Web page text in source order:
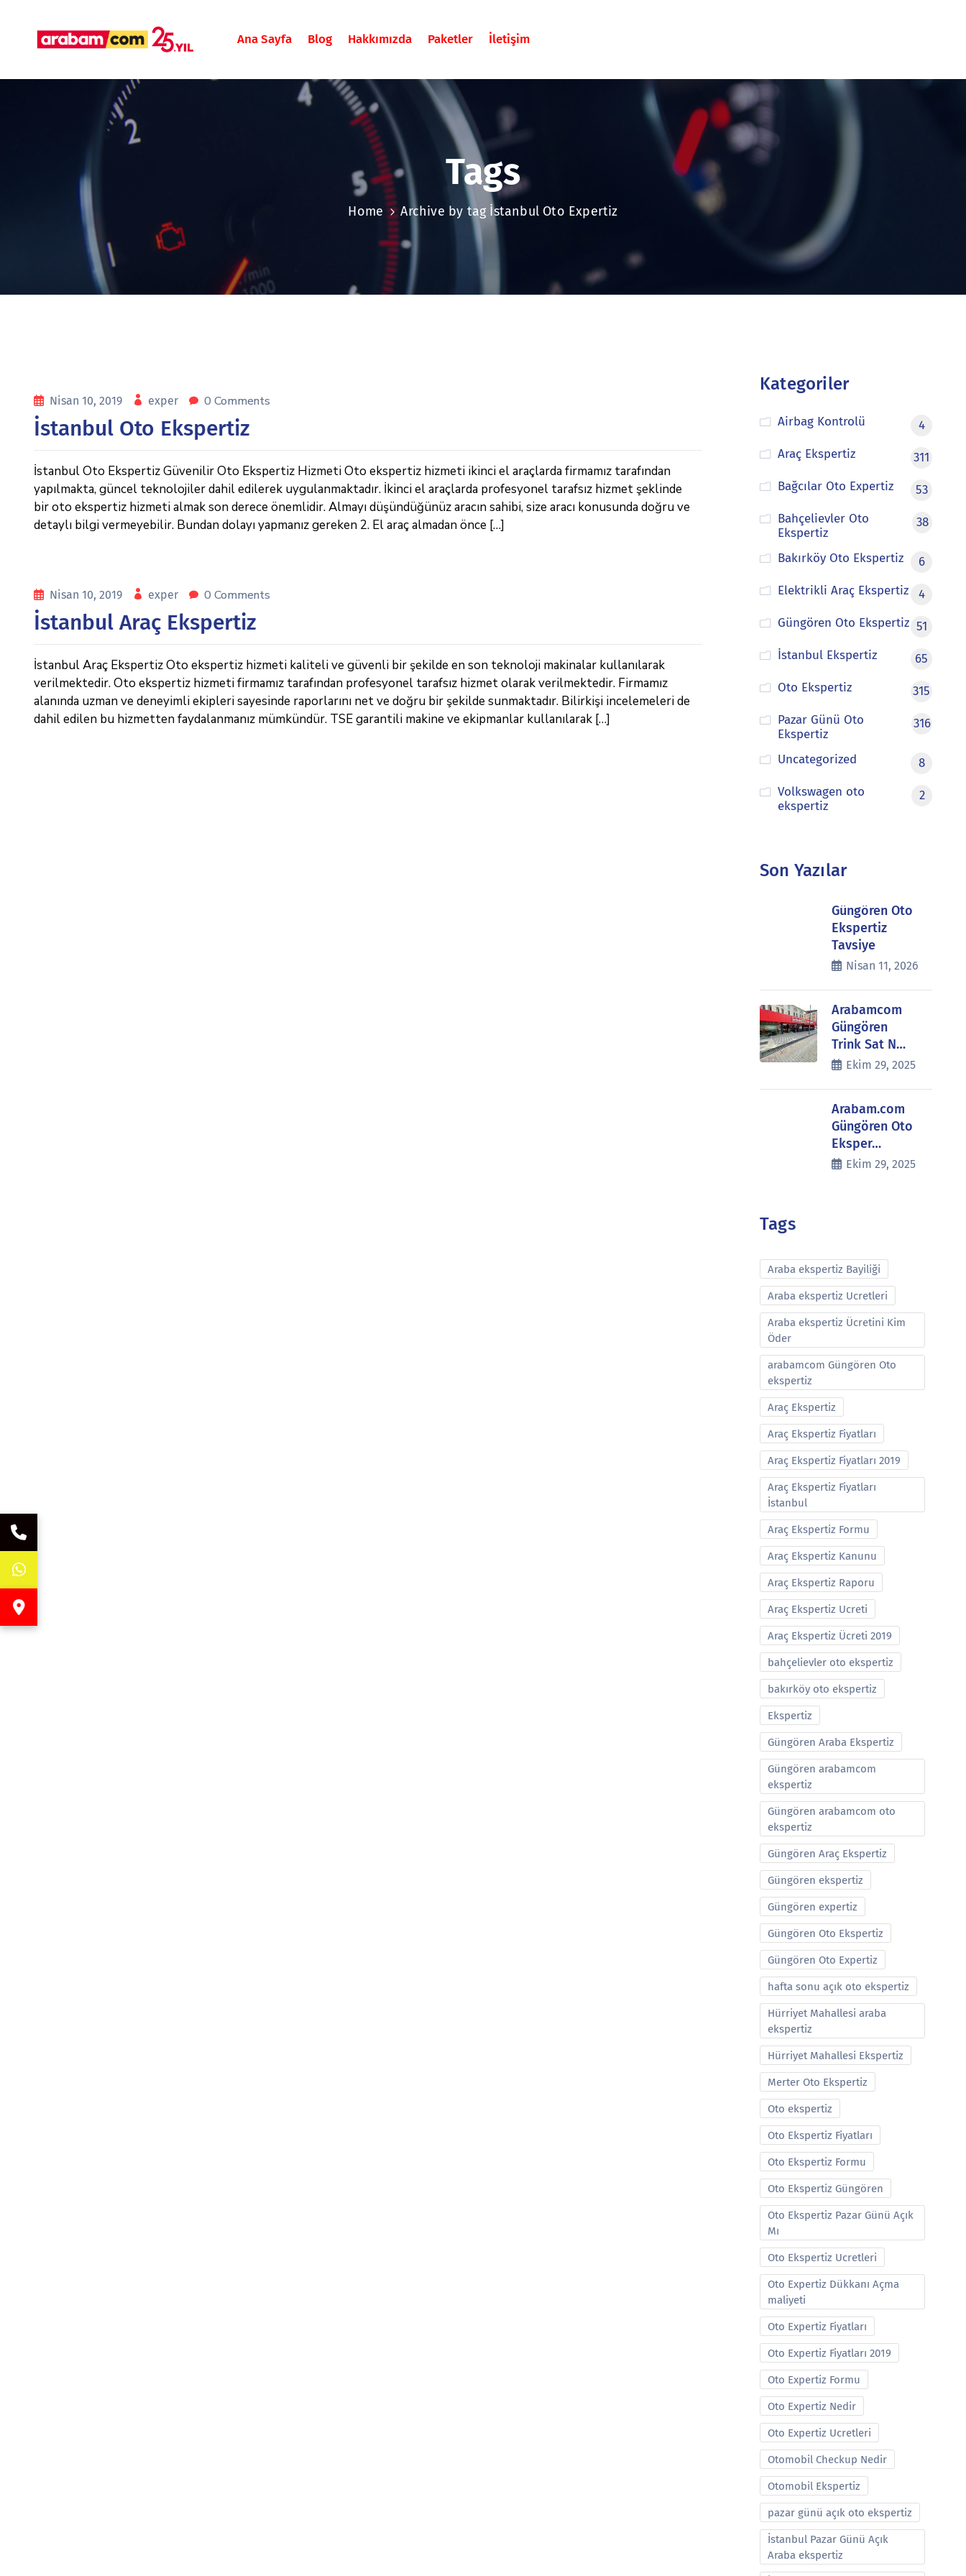
Ana Sayfa Blog Hakkımızda Paketler İletişim
Tags
Home Archive by tag İstanbul Oto Expertiz
Nisan 10, 2019 exper 0 Comments
İstanbul Oto Ekspertiz
İstanbul Oto Ekspertiz Güvenilir Oto Ekspertiz Hizmeti Oto ekspertiz hizmeti ikinci el araçlarda firmamız tarafından
yapılmakta, güncel teknolojiler dahil edilerek uygulanmaktadır. İkinci el araçlarda profesyonel tarafsız hizmet şeklinde
bir oto ekspertiz hizmeti almak son derece önemlidir. Almayı düşündüğünüz aracın sahibi, size aracı konusunda doğru ve
detaylı bilgi vermeyebilir. Bundan dolayı yapmanız gereken 2. El araç almadan önce […]
Nisan 10, 2019 exper 0 Comments
İstanbul Araç Ekspertiz
İstanbul Araç Ekspertiz Oto ekspertiz hizmeti kaliteli ve güvenli bir şekilde en son teknoloji makinalar kullanılarak
verilmektedir. Oto ekspertiz hizmeti firmamız tarafından profesyonel tarafsız hizmet olarak verilmektedir. Firmamız
alanında uzman ve deneyimli ekipleri sayesinde raporlarını net ve doğru bir şekilde sunmaktadır. Bilirkişi incelemeleri de
dahil edilen bu hizmetten faydalanmanız mümkündür. TSE garantili makine ve ekipmanlar kullanılarak […]
Kategoriler
Airbag Kontrolü
4
Araç Ekspertiz
311
Bağcılar Oto Expertiz
53
Bahçelievler Oto
Ekspertiz
38
Bakırköy Oto Ekspertiz
6
Elektrikli Araç Ekspertiz
4
Güngören Oto Ekspertiz 51
İstanbul Ekspertiz
65
Oto Ekspertiz
315
Pazar Günü Oto
Ekspertiz
316
Uncategorized
8
Volkswagen oto
ekspertiz
2
Son Yazılar
Güngören Oto
Ekspertiz
Tavsiye
Nisan 11, 2026
Arabamcom
Güngören
Trink Sat N…
Ekim 29, 2025
Arabam.com
Güngören Oto
Eksper…
Ekim 29, 2025
Tags
Araba ekspertiz Bayiliği
Araba ekspertiz Ucretleri
Araba ekspertiz Ücretini Kim
Öder
arabamcom Güngören Oto
ekspertiz
Araç Ekspertiz
Araç Ekspertiz Fiyatları
Araç Ekspertiz Fiyatları 2019
Araç Ekspertiz Fiyatları
İstanbul
Araç Ekspertiz Formu
Araç Ekspertiz Kanunu
Araç Ekspertiz Raporu
Araç Ekspertiz Ucreti
Araç Ekspertiz Ücreti 2019
bahçelievler oto ekspertiz
bakırköy oto ekspertiz
Ekspertiz
Güngören Araba Ekspertiz
Güngören arabamcom
ekspertiz
Güngören arabamcom oto
ekspertiz
Güngören Araç Ekspertiz
Güngören ekspertiz
Güngören expertiz
Güngören Oto Ekspertiz
Güngören Oto Expertiz
hafta sonu açık oto ekspertiz
Hürriyet Mahallesi araba
ekspertiz
Hürriyet Mahallesi Ekspertiz
Merter Oto Ekspertiz
Oto ekspertiz
Oto Ekspertiz Fiyatları
Oto Ekspertiz Formu
Oto Ekspertiz Güngören
Oto Ekspertiz Pazar Günü Açık
Mı
Oto Ekspertiz Ucretleri
Oto Expertiz Dükkanı Açma
maliyeti
Oto Expertiz Fiyatları
Oto Expertiz Fiyatları 2019
Oto Expertiz Formu
Oto Expertiz Nedir
Oto Expertiz Ucretleri
Otomobil Checkup Nedir
Otomobil Ekspertiz
pazar günü açık oto ekspertiz
İstanbul Pazar Günü Açık
Araba ekspertiz